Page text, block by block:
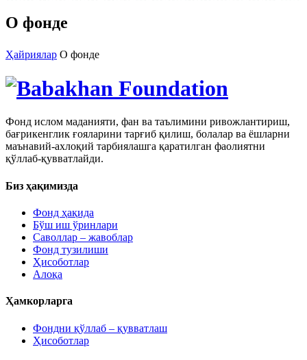
О фонде
Ҳайриялар О фонде
Фонд ислом маданияти, фан ва таълимини ривожлантириш,
бағрикенглик ғояларини тарғиб қилиш, болалар ва ёшларни
маънавий-ахлоқий тарбиялашга қаратилган фаолиятни
қўллаб-қувватлайди.
Биз ҳақимизда
Фонд ҳақида
Бўш иш ўринлари
Саволлар – жавоблар
Фонд тузилиши
Ҳисоботлар
Алоқа
Ҳамкорларга
Фондни қўллаб – қувватлаш
Ҳисоботлар